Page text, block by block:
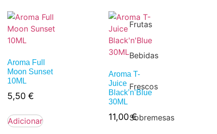
Frutas
Bebidas
Frescos
Sobremesas
Aroma Full
Moon Sunset
10ML
5,50 €
Adicionar
Aroma T-
Juice
Black’n’Blue
30ML
11,00€